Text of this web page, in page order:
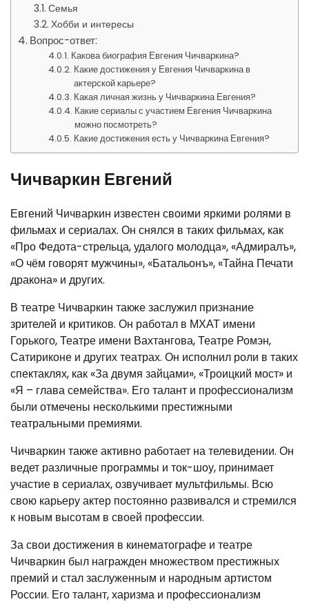
Семья
Хобби и интересы
Вопрос-ответ:
Какова биография Евгения Чичваркина?
Какие достижения у Евгения Чичваркина в
актерской карьере?
Какая личная жизнь у Чичваркина Евгения?
Какие сериалы с участием Евгения Чичваркина
можно посмотреть?
Какие достижения есть у Чичваркина Евгения?
Чичваркин Евгений
Евгений Чичваркин известен своими яркими ролями в
фильмах и сериалах. Он снялся в таких фильмах, как
«Про Федота-стрельца, удалого молодца», «Адмиралъ»,
«О чём говорят мужчины», «Батальонъ», «Тайна Печати
дракона» и других.
В театре Чичваркин также заслужил признание
зрителей и критиков. Он работал в МХАТ имени
Горького, Театре имени Вахтангова, Театре Ромэн,
Сатириконе и других театрах. Он исполнил роли в таких
спектаклях, как «За двумя зайцами», «Троицкий мост» и
«Я – глава семейства». Его талант и профессионализм
были отмечены несколькими престижными
театральными премиями.
Чичваркин также активно работает на телевидении. Он
ведет различные программы и ток-шоу, принимает
участие в сериалах, озвучивает мультфильмы. Всю
свою карьеру актер постоянно развивался и стремился
к новым высотам в своей профессии.
За свои достижения в кинематографе и театре
Чичваркин был награжден множеством престижных
премий и стал заслуженным и народным артистом
России. Его талант, харизма и профессионализм